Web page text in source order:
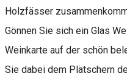
Holzfässer
Gönnen Sie sich ein Glas
Weinkarte auf der schön
Sie dabei dem Plätschern